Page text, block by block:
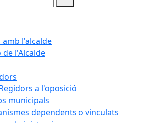
amb l'alcalde
de l'Alcalde
Regidors a l'oposició
municipals
dependents o vinculats